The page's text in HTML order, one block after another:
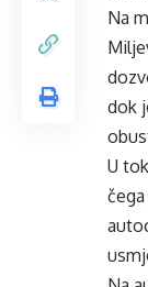
Na
dok
U